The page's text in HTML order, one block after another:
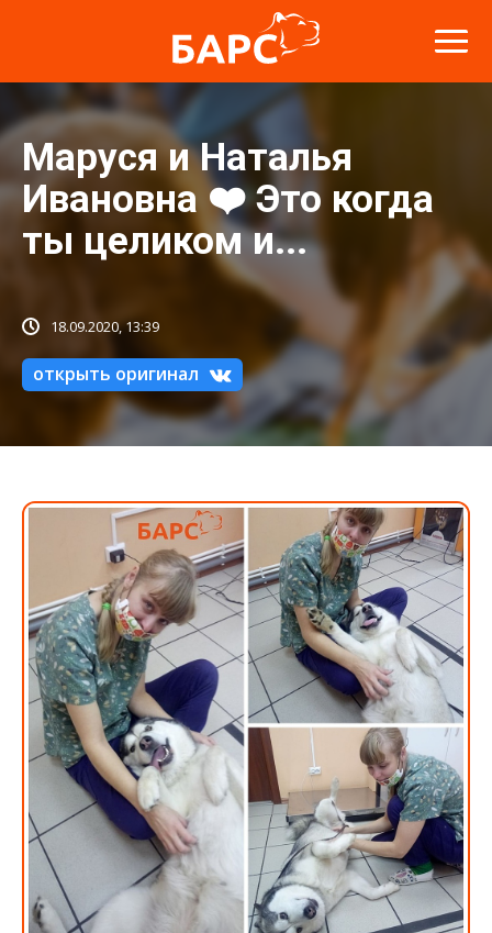
Маруся и Наталья
Ивановна ❤️ Это когда
ты целиком и...
18.09.2020, 13:39
открыть оригинал